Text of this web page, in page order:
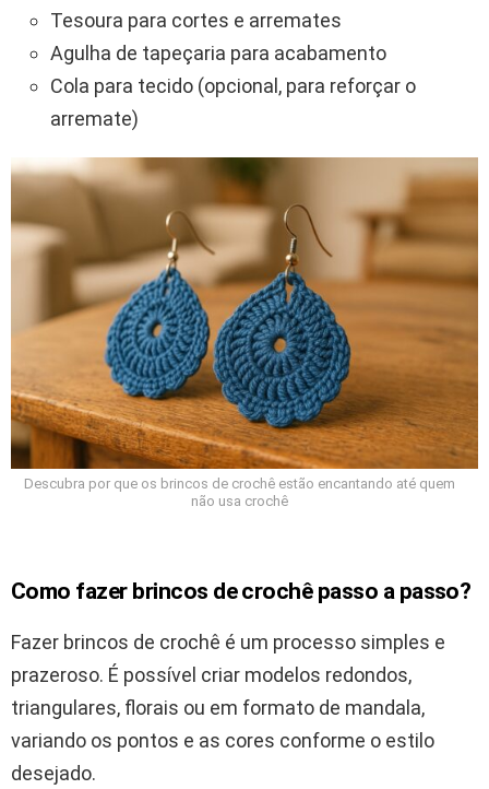
Tesoura para cortes e arremates
Agulha de tapeçaria para acabamento
Cola para tecido (opcional, para reforçar o
arremate)
Descubra por que os brincos de crochê estão encantando até quem
não usa crochê
Como fazer brincos de crochê passo a passo?
Fazer brincos de crochê é um processo simples e
prazeroso. É possível criar modelos redondos,
triangulares, florais ou em formato de mandala,
variando os pontos e as cores conforme o estilo
desejado.